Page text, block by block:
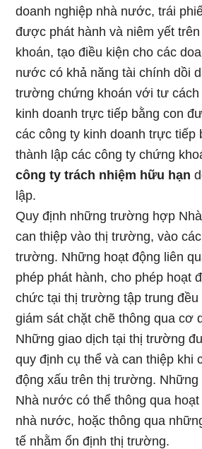
doanh nghiệp nhà nước, trái
được phát hành và niêm yết
khoán, tạo điều kiện cho các
nước có khả năng tài chính dồi
trường chứng khoán với tư
kinh doanh trực tiếp bằng con
các công ty kinh doanh trực tiếp
thành lập các công ty chứng
công ty trách nhiệm hữu hạn
lập.
Quy định những trường hợp
can thiệp vào thị trường, vào
trường. Những hoạt động liên
phép phát hành, cho phép hoạt
chức tại thị trường tập trung
giám sát chặt chẽ thông qua cơ
Những giao dịch tại thị trường
quy định cụ thể và can thiệp khi
động xấu trên thị trường. Những
Nhà nước có thể thông qua
nhà nước, hoặc thông qua
tế nhằm ổn định thị trường.